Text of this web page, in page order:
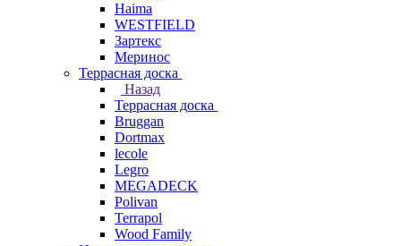
Haima
WESTFIELD
Зартекс
Меринос
Террасная доска
Назад
Террасная доска
Bruggan
Dortmax
lecole
Legro
MEGADECK
Polivan
Terrapol
Wood Family